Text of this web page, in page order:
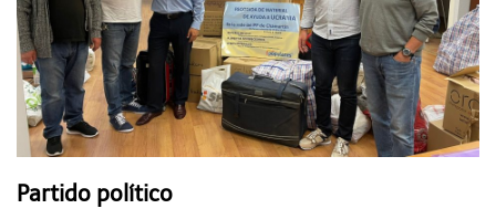
Partido político